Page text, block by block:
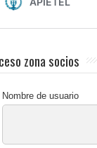
zona socios
Nombre de usuario